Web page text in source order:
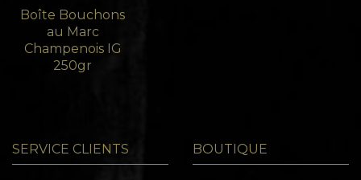
Boîte Bouchons
au Marc
Champenois IG
250gr
SERVICE CLIENTS BOUTIQUE